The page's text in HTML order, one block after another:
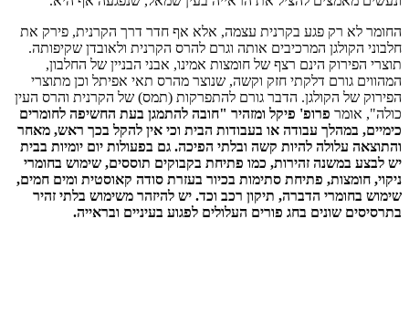
החומר לא רק פגע בקרנית עצמה, אלא אף חדר דרך הקרנית, פירק את
חלבוני הקולגן המרכיבים אותה וגרם להרס הקרנית ולאובדן שקיפותה.
תוצרי הפירוק הינם רצף של חומצות אמינו, אבני הבניין של החלבון,
המהווים גורם דלקתי חזק וקשה, שנוצר מהרס תאי אפיתל וכן מתוצרי
הפירוק של הקולגן. הדבר גורם להתפרקות (תמס) של הקרנית והרס העין
כולה", אומר פרופ' פיקל ומזהיר "חובה להתמגן בעת החשיפה לחומרים
כימיים, במהלך עבודה או בעבודות הבית וכי אין להקל בכך ראש, מאחר
והתוצאה עלולה להיות קשה ובלתי הפיכה. גם בפעולות יום יומיות בבית
יש לבצע במשנה זהירות, כמו פתיחת בקבוקים תוססים, שימוש בחומרי
ניקוי, חומצות, פתיחת סתימות בכיור בעזרת סודה קאוסטית ומים חמים,
שימוש בחומרי הדברה, תיקון רכב וכד. יש להיזהר משימוש בלתי זהיר
בתרסיסים שונים בחג פורים העלולים לפגוע בעיניים ובראייה.